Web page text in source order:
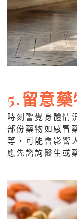
5.留意
時刻警覺身體情
部份藥物如感冒
等，可能會影響
應先諮詢醫生或